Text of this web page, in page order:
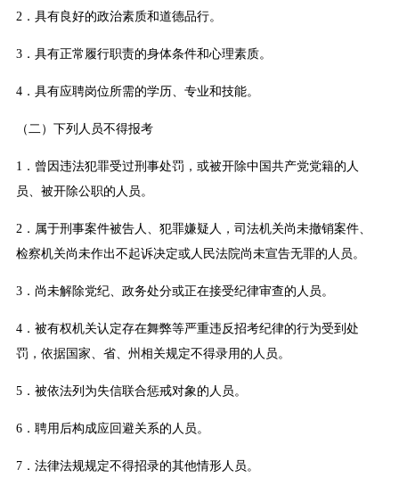
2．具有良好的政治素质和道德品行。
3．具有正常履行职责的身体条件和心理素质。
4．具有应聘岗位所需的学历、专业和技能。
（二）下列人员不得报考
1．曾因违法犯罪受过刑事处罚，或被开除中国共产党党籍的人
员、被开除公职的人员。
2．属于刑事案件被告人、犯罪嫌疑人，司法机关尚未撤销案件、
检察机关尚未作出不起诉决定或人民法院尚未宣告无罪的人员。
3．尚未解除党纪、政务处分或正在接受纪律审查的人员。
4．被有权机关认定存在舞弊等严重违反招考纪律的行为受到处
罚，依据国家、省、州相关规定不得录用的人员。
5．被依法列为失信联合惩戒对象的人员。
6．聘用后构成应回避关系的人员。
7．法律法规规定不得招录的其他情形人员。